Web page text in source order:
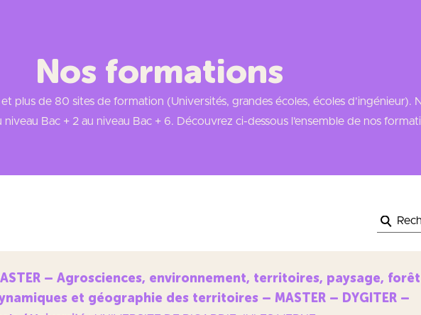
Nos formations
plus de 80 sites de formation (Universités, grandes écoles, écoles d’ingénieur).
Bac + 2 au niveau Bac + 6. Découvrez ci-dessous l’ensemble de nos
– Agrosciences, environnement, territoires, paysage,
et géographie des territoires – MASTER – DYGITER –